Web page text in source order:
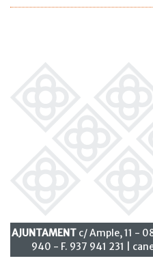
AJUNTAMENTc/ Ample, 11 -
940 - F. 937 941 231 |